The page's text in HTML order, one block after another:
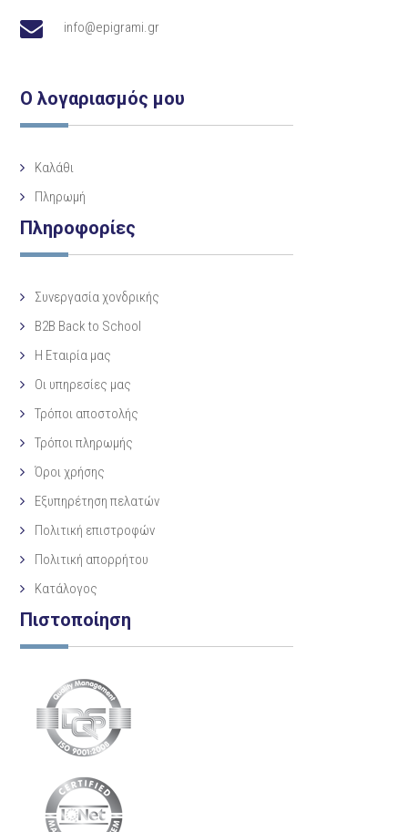
info@epigrami.gr
Ο λογαριασμός μου
Καλάθι
Πληρωμή
Πληροφορίες
Συνεργασία χονδρικής
B2B Back to School
Η Eταιρία μας
Οι υπηρεσίες μας
Τρόποι αποστολής
Τρόποι πληρωμής
Όροι χρήσης
Εξυπηρέτηση πελατών
Πολιτική επιστροφών
Πολιτική απορρήτου
Κατάλογος
Πιστοποίηση